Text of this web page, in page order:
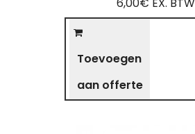
6,00€ EX. BTW
Toevoegen
aan offerte